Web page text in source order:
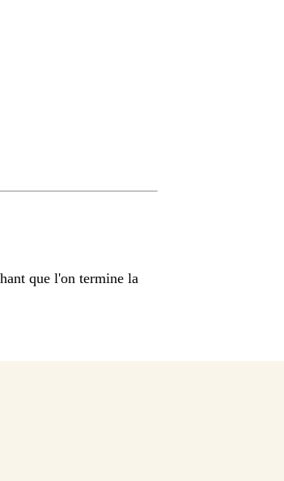
que l'on termine la